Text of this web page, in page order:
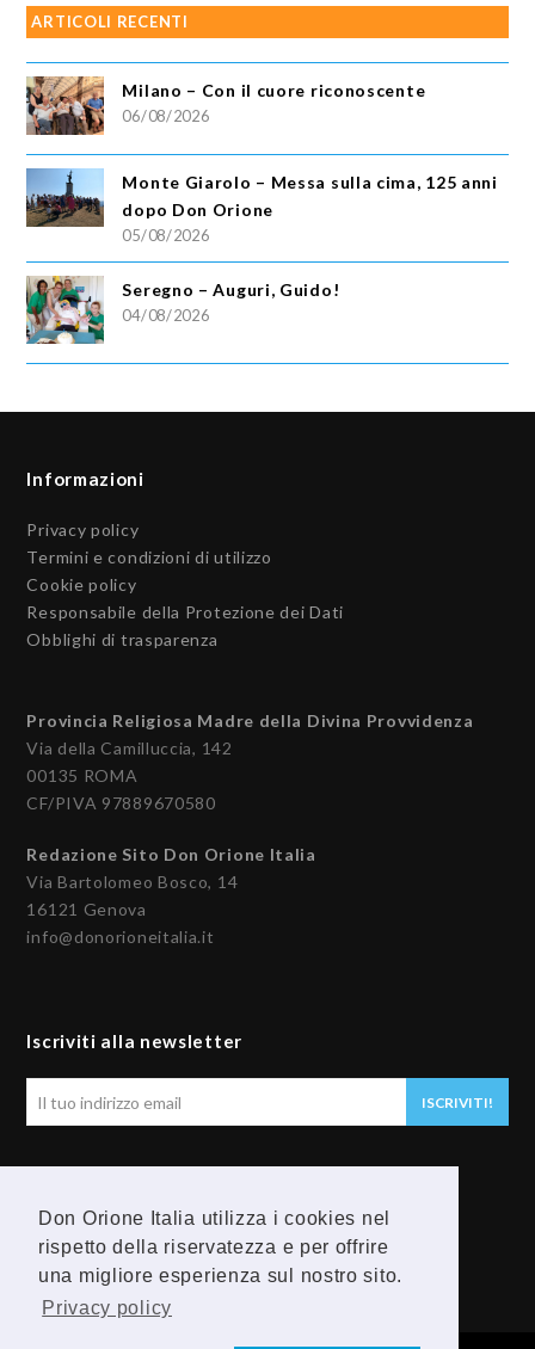
Don Orione Italia utilizza i cookies nel
rispetto della riservatezza e per offrire
una migliore esperienza sul nostro sito.
Privacy policy
ARTICOLI RECENTI
Milano – Con il cuore riconoscente
06/08/2026
Monte Giarolo – Messa sulla cima, 125 anni
dopo Don Orione
05/08/2026
Seregno – Auguri, Guido!
04/08/2026
Informazioni
Privacy policy
Termini e condizioni di utilizzo
Cookie policy
Responsabile della Protezione dei Dati
Obblighi di trasparenza
Provincia Religiosa Madre della Divina Provvidenza
Via della Camilluccia, 142
00135 ROMA
CF/PIVA 97889670580
Redazione Sito Don Orione Italia
Via Bartolomeo Bosco, 14
16121 Genova
info@donorioneitalia.it
Iscriviti alla newsletter
tuo
ISCRIVITI!
F
Y
o